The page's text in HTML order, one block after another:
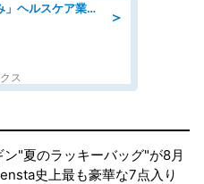
＞
08月開始/「土日祝休み」ヘルスケア業界の産業保健師/高時給/未経験OK/要資格:保健師、正看護師
ス
"夏のラッキーバッグ"が8月
史上最も豪華な7点入り